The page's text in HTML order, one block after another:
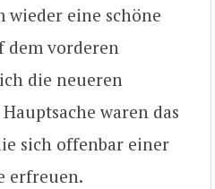
wieder eine schöne
dem vorderen
die neueren
waren das
sich offenbar einer
erfreuen.